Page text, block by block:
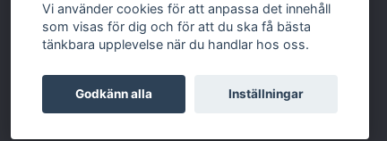
Vi använder cookies för att anpassa det innehåll
som visas för dig och för att du ska få bästa
tänkbara upplevelse när du handlar hos oss.
Godkänn alla Inställningar